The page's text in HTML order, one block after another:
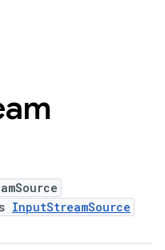
InputStreamSource